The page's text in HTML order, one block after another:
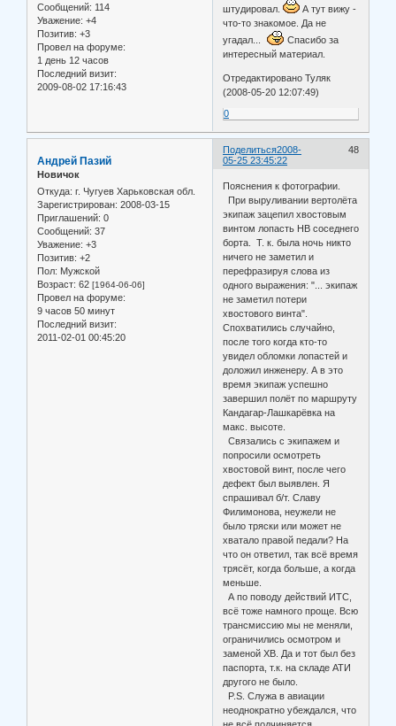
Сообщений: 114
Уважение: +4
Позитив: +3
Провел на форуме:
1 день 12 часов
Последний визит:
2009-08-02 17:16:43
штудировал.
А тут вижу -
что-то знакомое. Да не
угадал...
Спасибо за
интересный материал.
Отредактировано Туляк
(2008-05-20 12:07:49)
0
Поделиться 48
2008-
05-25 23:45:22
Андрей Пазий
Новичок
Откуда: г. Чугуев Харьковская обл.
Зарегистрирован: 2008-03-15
Приглашений: 0
Сообщений: 37
Уважение: +3
Позитив: +2
Пол: Мужской
Возраст: 62 [1964-06-06]
Провел на форуме:
9 часов 50 минут
Последний визит:
2011-02-01 00:45:20
Пояснения к фотографии.
При выруливании вертолёта
экипаж зацепил хвостовым
винтом лопасть НВ соседнего
борта. Т. к. была ночь никто
ничего не заметил и
перефразируя слова из
одного выражения: "... экипаж
не заметил потери
хвостового винта".
Спохватились случайно,
после того когда кто-то
увидел обломки лопастей и
доложил инженеру. А в это
время экипаж успешно
завершил полёт по маршруту
Кандагар-Лашкарёвка на
макс. высоте.
Связались с экипажем и
попросили осмотреть
хвостовой винт, после чего
дефект был выявлен. Я
спрашивал б/т. Славу
Филимонова, неужели не
было тряски или может не
хватало правой педали? На
что он ответил, так всё время
трясёт, когда больше, а когда
меньше.
А по поводу действий ИТС,
всё тоже намного проще. Всю
трансмиссию мы не меняли,
ограничились осмотром и
заменой ХВ. Да и тот был без
паспорта, т.к. на складе АТИ
другого не было.
P.S. Служа в авиации
неоднократно убеждался, что